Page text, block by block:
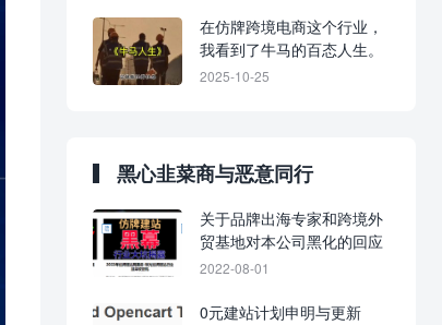
在仿牌跨境电商这个行业，
我看到了牛马的百态人生。
2025-10-25
黑心韭菜商与恶意同行
关于品牌出海专家和跨境外
贸基地对本公司黑化的回应
2022-08-01
0元建站计划申明与更新